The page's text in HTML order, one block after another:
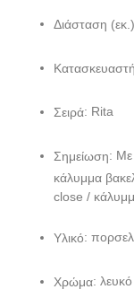
Διάσταση (εκ.)
Σειρά: Rita
Σημείωση: Με
κάλυμμα
close /
Υλικό:
Χρώμα: λευκό